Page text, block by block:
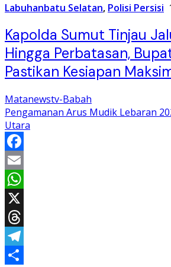
Labuhanbatu Selatan, Polisi Persisi
Kapolda Sumut Tinjau
Hingga Perbatasan,
Pastikan Kesiapan
Matanewstv-Babah
Pengamanan Arus Mudik Lebaran
Utara
Facebook
Email
WhatsApp
X
Threads
Telegram